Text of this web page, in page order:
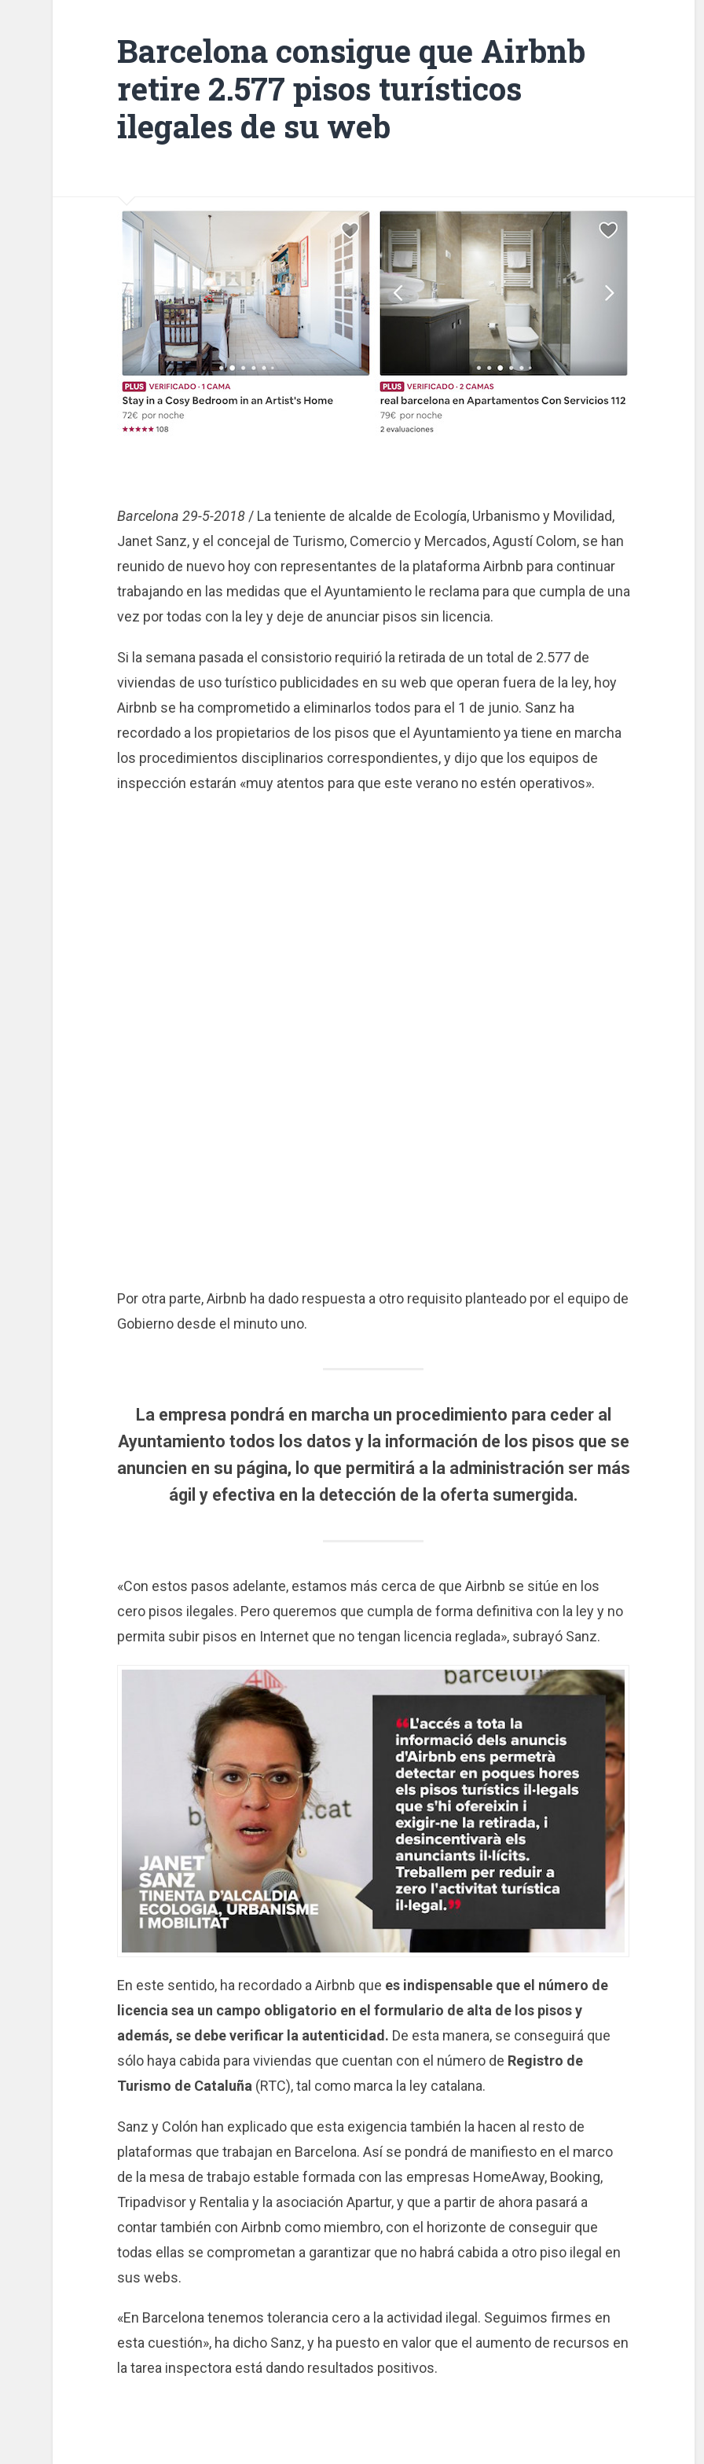
Barcelona consigue que Airbnb
retire 2.577 pisos turísticos
ilegales de su web
Barcelona 29-5-2018/ La teniente de alcalde de Ecología, Urbanismo y Movilidad,
Janet Sanz, y el concejal de Turismo, Comercio y Mercados, Agustí Colom, se han
reunido de nuevo hoy con representantes de la plataforma Airbnb para continuar
trabajando en las medidas que el Ayuntamiento le reclama para que cumpla de una
vez por todas con la ley y deje de anunciar pisos sin licencia.
Si la semana pasada el consistorio requirió la retirada de un total de 2.577 de
viviendas de uso turístico publicidades en su web que operan fuera de la ley, hoy
Airbnb se ha comprometido a eliminarlos todos para el 1 de junio. Sanz ha
recordado a los propietarios de los pisos que el Ayuntamiento ya tiene en marcha
los procedimientos disciplinarios correspondientes, y dijo que los equipos de
inspección estarán «muy atentos para que este verano no estén operativos».
Por otra parte, Airbnb ha dado respuesta a otro requisito planteado por el equipo de
Gobierno desde el minuto uno.
La empresa pondrá en marcha un procedimiento para ceder al
Ayuntamiento todos los datos y la información de los pisos que se
anuncien en su página, lo que permitirá a la administración ser más
ágil y efectiva en la detección de la oferta sumergida.
«Con estos pasos adelante, estamos más cerca de que Airbnb se sitúe en los
cero pisos ilegales. Pero queremos que cumpla de forma definitiva con la ley y no
permita subir pisos en Internet que no tengan licencia reglada», subrayó Sanz.
En este sentido, ha recordado a Airbnb que es indispensable que el número de
licencia sea un campo obligatorio en el formulario de alta de los pisos y
además, se debe verificar la autenticidad. De esta manera, se conseguirá que
sólo haya cabida para viviendas que cuentan con el número de Registro de
Turismo de Cataluña (RTC), tal como marca la ley catalana.
Sanz y Colón han explicado que esta exigencia también la hacen al resto de
plataformas que trabajan en Barcelona. Así se pondrá de manifiesto en el marco
de la mesa de trabajo estable formada con las empresas HomeAway, Booking,
Tripadvisor y Rentalia y la asociación Apartur, y que a partir de ahora pasará a
contar también con Airbnb como miembro, con el horizonte de conseguir que
todas ellas se comprometan a garantizar que no habrá cabida a otro piso ilegal en
sus webs.
«En Barcelona tenemos tolerancia cero a la actividad ilegal. Seguimos firmes en
esta cuestión», ha dicho Sanz, y ha puesto en valor que el aumento de recursos en
la tarea inspectora está dando resultados positivos.